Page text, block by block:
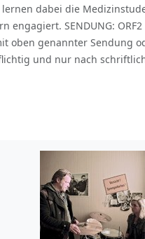
dabei die
engagiert. SENDUNG:
oben genannter Sendung
und nur nach